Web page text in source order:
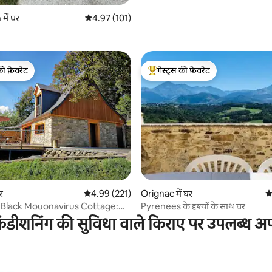
में घर औसत रेटिंग 5 में से 4.97, 101 समीक्षाएँ
4.97 (101)
फ़ेवरेट
फ़ेवरेट
औसत रेटिंग 5 में से 4.99, 221 समीक्षाएँ
4.99 (221)
Mouonavirus Cottage:
Authenticity
गेस्ट्स का टॉप फ़ेवरेट
गेस्ट्स की फ़ेवरेट
Orignac में घर
Pyrenees के दृश्यों के साथ घर
की सुविधा वाले किराए पर उपलब्ध